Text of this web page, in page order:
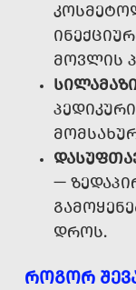
ᲛᲝᲕᲚᲘᲡ
—
ᲓᲠᲝᲡ.
ᲠᲝᲒᲝᲠ